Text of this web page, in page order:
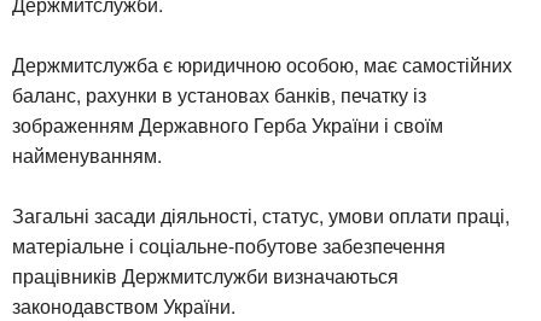
Держмитслужба є юридичною особою, має самостійних
баланс, рахунки в установах банків, печатку із
зображенням Державного Герба України і своїм
найменуванням.
Загальні засади діяльності, статус, умови оплати праці,
матеріальне і соціальне-побутове забезпечення
працівників Держмитслужби визначаються
законодавством України.